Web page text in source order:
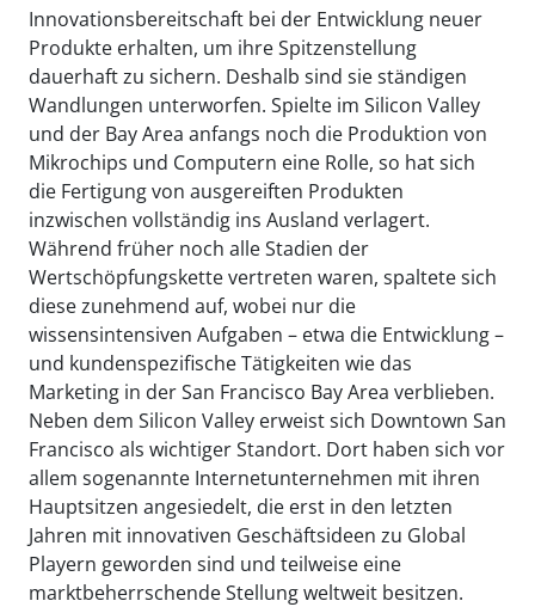
Innovationsbereitschaft bei der Entwicklung neuer
Produkte erhalten, um ihre Spitzenstellung
dauerhaft zu sichern. Deshalb sind sie ständigen
Wandlungen unterworfen. Spielte im Silicon Valley
und der Bay Area anfangs noch die Produktion von
Mikrochips und Computern eine Rolle, so hat sich
die Fertigung von ausgereiften Produkten
inzwischen vollständig ins Ausland verlagert.
Während früher noch alle Stadien der
Wertschöpfungskette vertreten waren, spaltete sich
diese zunehmend auf, wobei nur die
wissensintensiven Aufgaben – etwa die Entwicklung –
und kundenspezifische Tätigkeiten wie das
Marketing in der San Francisco Bay Area verblieben.
Neben dem Silicon Valley erweist sich Downtown San
Francisco als wichtiger Standort. Dort haben sich vor
allem sogenannte Internetunternehmen mit ihren
Hauptsitzen angesiedelt, die erst in den letzten
Jahren mit innovativen Geschäftsideen zu Global
Playern geworden sind und teilweise eine
marktbeherrschende Stellung weltweit besitzen.